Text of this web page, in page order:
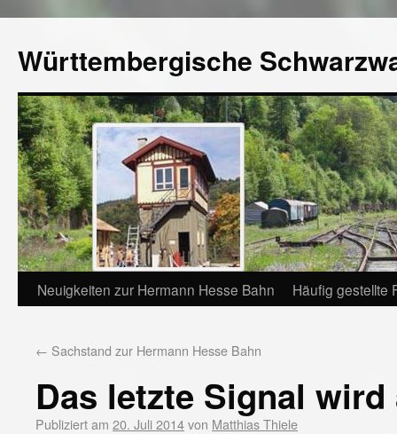
Württembergische
Neuigkeiten zur Hermann Hesse Bahn Häufig gestellte
← Sachstand zur Hermann Hesse Bahn
Das letzte Signal
Publiziert am 20. Juli 2014von Matthias Thiele